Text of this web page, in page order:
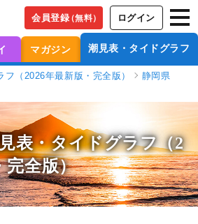
会員登録（無料） ログイン
マガジン 潮見表・タイドグラフ
（2026年最新版・完全版）
静岡県
表・タイドグラフ（2
完全版）